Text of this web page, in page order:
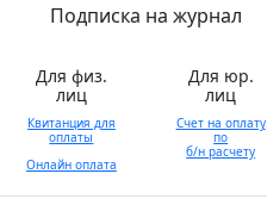
Подписка на журнал
Для физ.
лиц
Квитанция для
оплаты
Онлайн оплата
Для юр.
лиц
Счет на оплату
по
б/н расчету